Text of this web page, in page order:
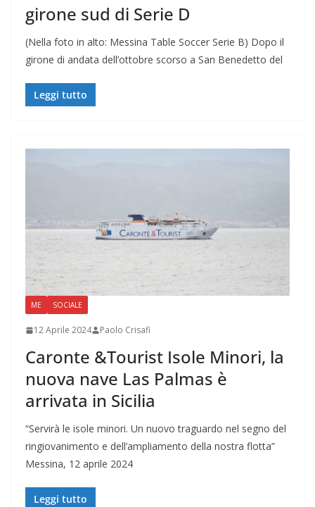
girone sud di Serie D
(Nella foto in alto: Messina Table Soccer Serie B) Dopo il
girone di andata dell’ottobre scorso a San Benedetto del
Leggi tutto
ME SOCIALE
12 Aprile 2024 Paolo Crisafi
Caronte &Tourist Isole Minori, la
nuova nave Las Palmas è
arrivata in Sicilia
“Servirà le isole minori. Un nuovo traguardo nel segno del
ringiovanimento e dell’ampliamento della nostra flotta”
Messina, 12 aprile 2024
Leggi tutto